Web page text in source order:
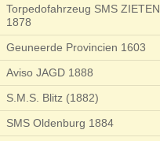
Torpedofahrzeug SMS ZIETEN
1878
Geuneerde Provincien 1603
Aviso JAGD 1888
S.M.S. Blitz (1882)
SMS Oldenburg 1884